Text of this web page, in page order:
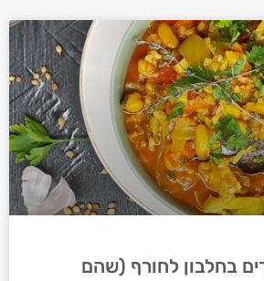
בחלבון לחורף (שהם